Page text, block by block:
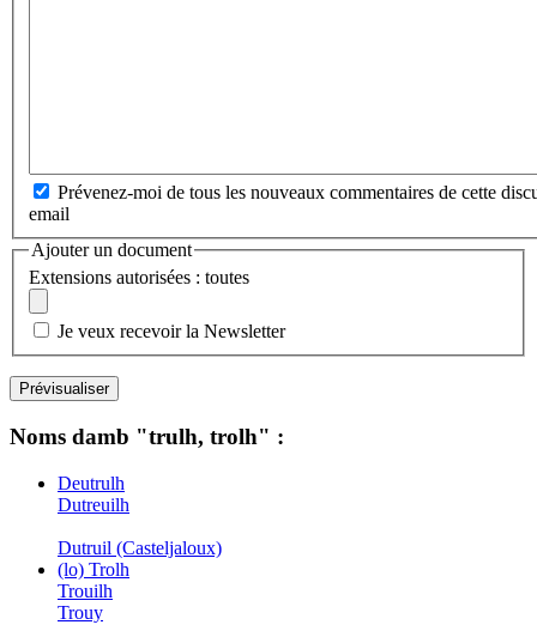
Prévenez-moi de tous les nouveaux commentaires de cette
email
Ajouter un document
Extensions autorisées : toutes
Je veux recevoir la Newsletter
Noms damb "trulh, trolh" :
Deutrulh
Dutreuilh
Dutruil (Casteljaloux)
(lo) Trolh
Trouilh
Trouy